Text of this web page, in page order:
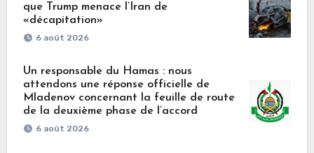
que Trump menace l’Iran de
«décapitation»
6 août 2026
Un responsable du Hamas : nous
attendons une réponse officielle de
Mladenov concernant la feuille de route
de la deuxième phase de l’accord
6 août 2026